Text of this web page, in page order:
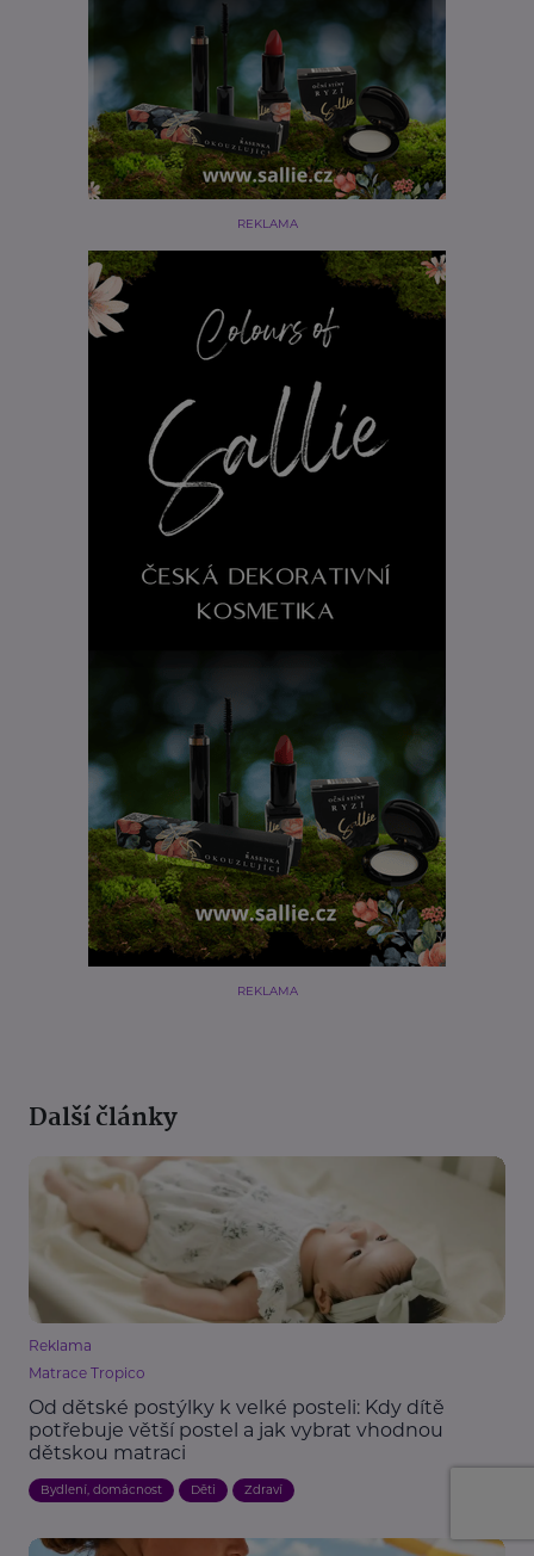
REKLAMA
REKLAMA
Další články
Reklama
Matrace Tropico
Od dětské postýlky k velké posteli: Kdy dítě
potřebuje větší postel a jak vybrat vhodnou
dětskou matraci
Bydlení, domácnost Děti Zdraví